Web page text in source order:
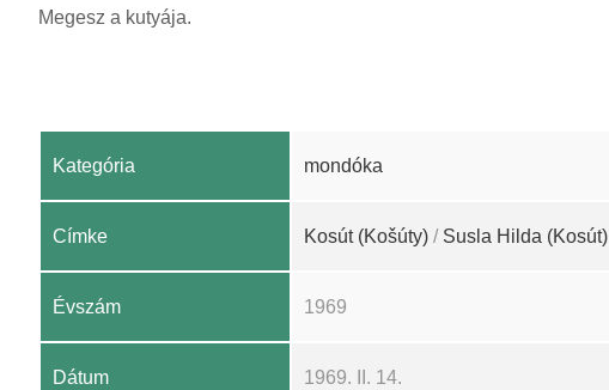
Megesz a kutyája.
Kategória mondóka
Címke Kosút (Košúty) / Susla Hilda (Kosút)
Évszám 1969
Dátum 1969. II. 14.